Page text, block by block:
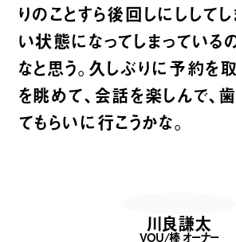
りのことすら後回しにしして
い状態になってしまってい
なと思う。久しぶりに予約を
を眺めて、会話を楽しんで、
てもらいに行こうかな。
川良謙太
VOU/棒 オーナー